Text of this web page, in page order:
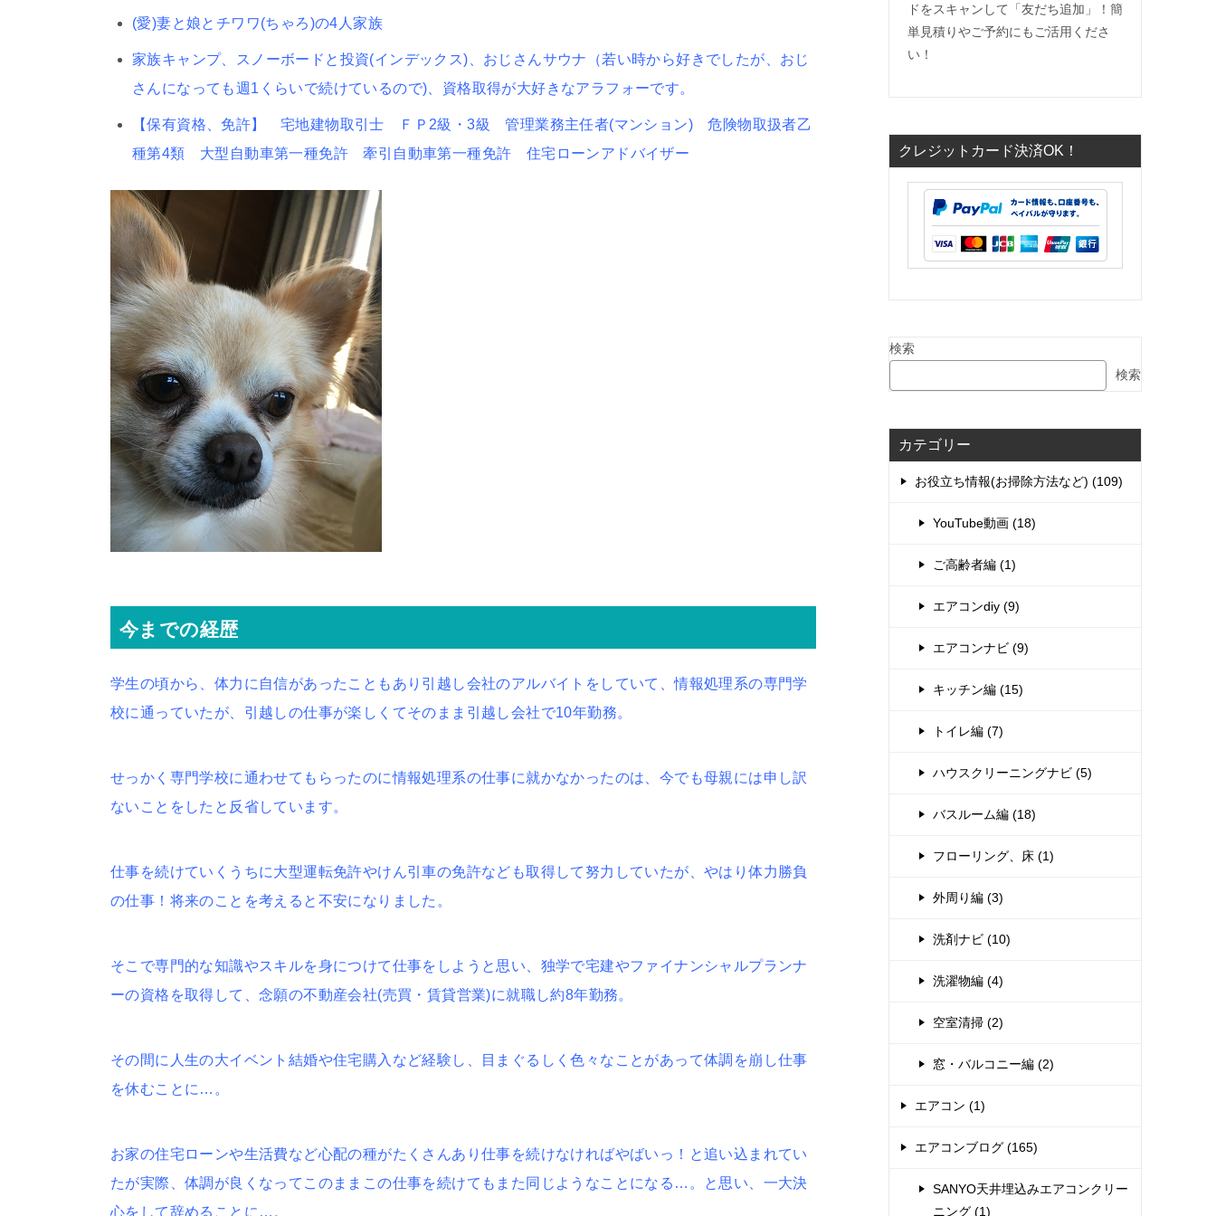
(愛)妻と娘とチワワ(ちゃろ)の4人家族
家族キャンプ、スノーボードと投資(インデックス)、おじさんサウナ（若い時から好きでしたが、おじ
さんになっても週1くらいで続けているので)、資格取得が大好きなアラフォーです。
【保有資格、免許】 宅地建物取引士 ＦＰ2級・3級 管理業務主任者(マンション) 危険物取扱者乙
種第4類 大型自動車第一種免許 牽引自動車第一種免許 住宅ローンアドバイザー
今までの経歴
学生の頃から、体力に自信があったこともあり引越し会社のアルバイトをしていて、情報処理系の専門学
校に通っていたが、引越しの仕事が楽しくてそのまま引越し会社で10年勤務。
せっかく専門学校に通わせてもらったのに情報処理系の仕事に就かなかったのは、今でも母親には申し訳
ないことをしたと反省しています。
仕事を続けていくうちに大型運転免許やけん引車の免許なども取得して努力していたが、やはり体力勝負
の仕事！将来のことを考えると不安になりました。
そこで専門的な知識やスキルを身につけて仕事をしようと思い、独学で宅建やファイナンシャルプランナ
ーの資格を取得して、念願の不動産会社(売買・賃貸営業)に就職し約8年勤務。
その間に人生の大イベント結婚や住宅購入など経験し、目まぐるしく色々なことがあって体調を崩し仕事
を休むことに…。
お家の住宅ローンや生活費など心配の種がたくさんあり仕事を続けなければやばいっ！と追い込まれてい
たが実際、体調が良くなってこのままこの仕事を続けてもまた同じようなことになる…。と思い、一大決
心をして辞めることに…。
ドをスキャンして「友だち追加」！簡
単見積りやご予約にもご活用くださ
い！
クレジットカード決済OK！
検索
検索
カテゴリー
お役立ち情報(お掃除方法など) (109)
YouTube動画 (18)
ご高齢者編 (1)
エアコンdiy (9)
エアコンナビ (9)
キッチン編 (15)
トイレ編 (7)
ハウスクリーニングナビ (5)
バスルーム編 (18)
フローリング、床 (1)
外周り編 (3)
洗剤ナビ (10)
洗濯物編 (4)
空室清掃 (2)
窓・バルコニー編 (2)
エアコン (1)
エアコンブログ (165)
SANYO天井埋込みエアコンクリー
ニング (1)